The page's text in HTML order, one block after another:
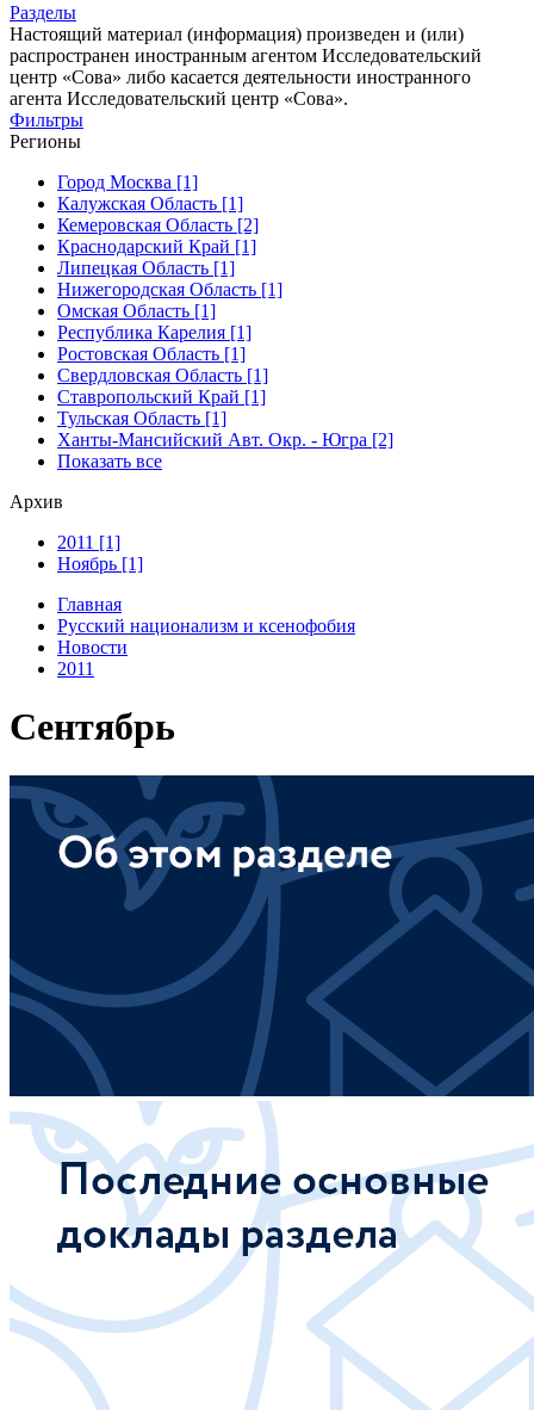
Разделы
Настоящий материал (информация) произведен и (или)
распространен иностранным агентом Исследовательский
центр «Сова» либо касается деятельности иностранного
агента Исследовательский центр «Сова».
Фильтры
Регионы
Город Москва [1]
Калужская Область [1]
Кемеровская Область [2]
Краснодарский Край [1]
Липецкая Область [1]
Нижегородская Область [1]
Омская Область [1]
Республика Карелия [1]
Ростовская Область [1]
Свердловская Область [1]
Ставропольский Край [1]
Тульская Область [1]
Ханты-Мансийский Авт. Окр. - Югра [2]
Показать все
Архив
2011 [1]
Ноябрь [1]
Главная
Русский национализм и ксенофобия
Новости
2011
Сентябрь